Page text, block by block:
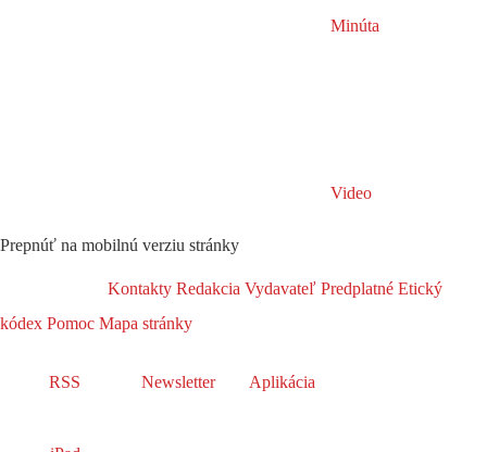
Minúta
Video
Prepnúť na mobilnú verziu stránky
Kontakty Redakcia Vydavateľ Predplatné Etický
kódex Pomoc Mapa stránky
RSS Newsletter Aplikácia